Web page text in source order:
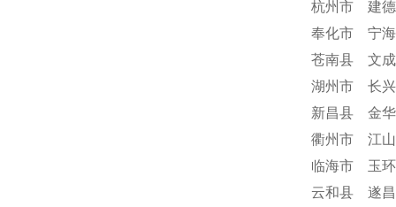
杭州市 建
奉化市 宁
苍南县 文
湖州市 长
新昌县 金
衢州市 江
临海市 玉
云和县 遂